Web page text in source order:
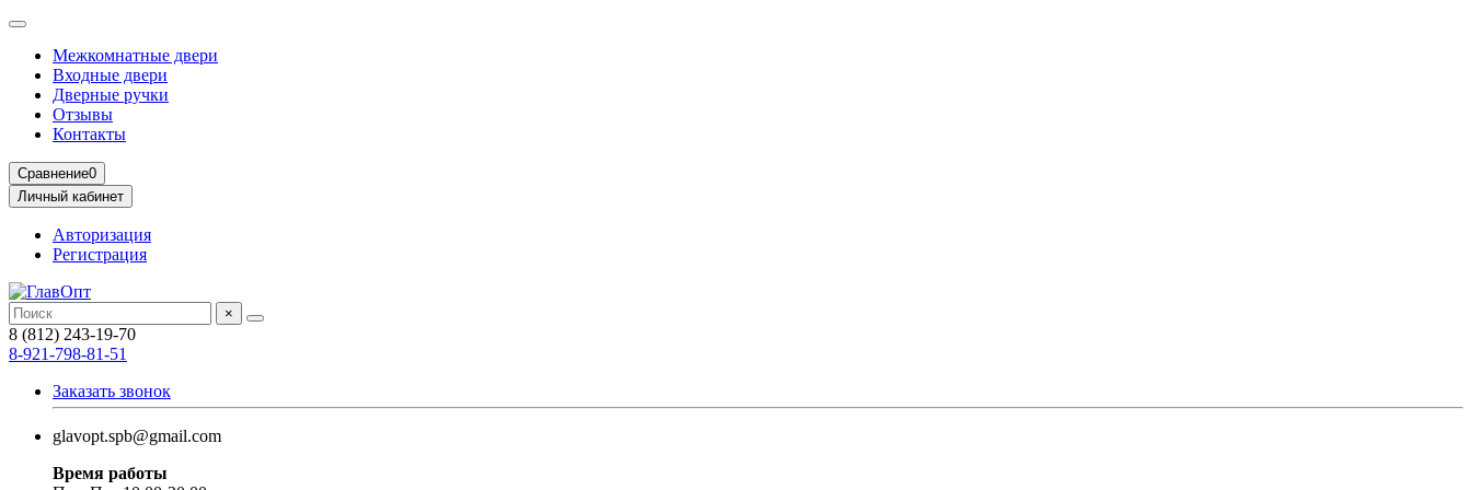
Межкомнатные двери
Входные двери
Дверные ручки
Отзывы
Контакты
Сравнение0
Личный кабинет
Авторизация
Регистрация
×
8 (812) 243-19-70
8-921-798-81-51
Заказать звонок
glavopt.spb@gmail.com
Время работы